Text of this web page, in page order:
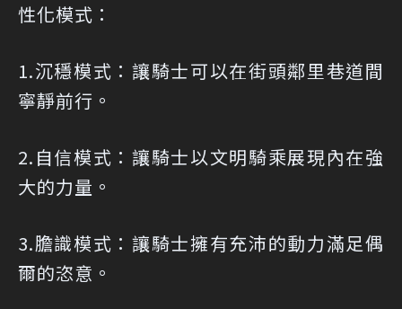
性化模式：
1.沉穩模式：讓騎士可以在街頭鄰里巷道間
寧靜前行。
2.自信模式：讓騎士以文明騎乘展現內在強
大的力量。
3.膽識模式：讓騎士擁有充沛的動力滿足偶
爾的恣意。